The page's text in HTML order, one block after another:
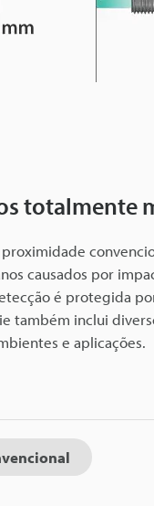
totalmente
proximidade
causados por
é protegida
também inclui
e aplicações.